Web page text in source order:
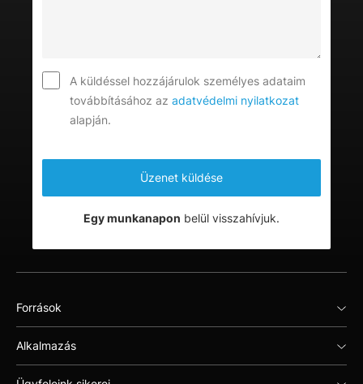
A küldéssel hozzájárulok személyes adataim
továbbításához az adatvédelmi nyilatkozat
alapján.
Egy munkanapon belül visszahívjuk.
Források
Alkalmazás